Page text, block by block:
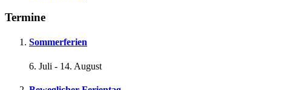
Termine
Sommerferien
6. Juli - 14. August